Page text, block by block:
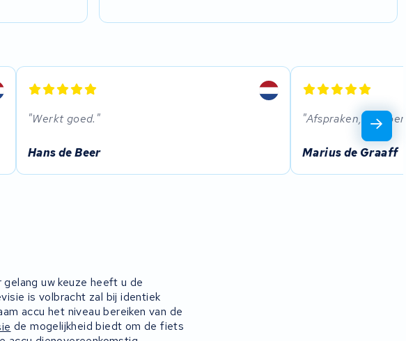
Werkt goed.
Hans de Beer
Afspraken,
Marius de Graaff
uw keuze heeft u de
is volbracht zal bij identiek
accu het niveau bereiken van de
de mogelijkheid biedt om de fiets